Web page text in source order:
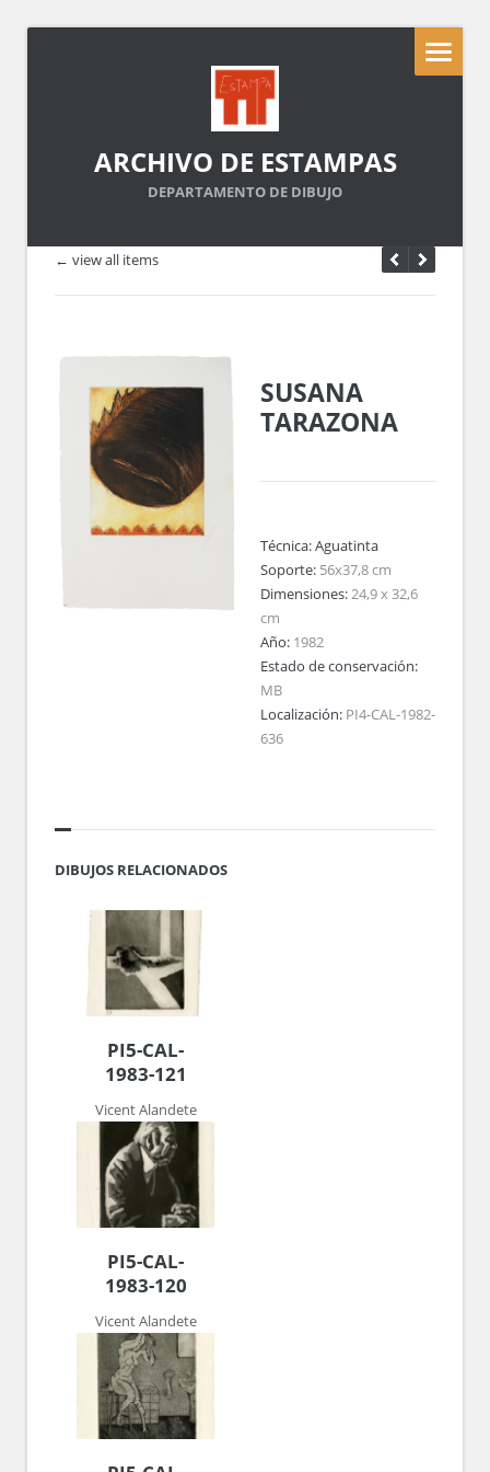
ARCHIVO DE ESTAMPAS
DEPARTAMENTO DE DIBUJO
← view all items
SUSANA
TARAZONA
Técnica:Aguatinta
Soporte: 56x37,8 cm
Dimensiones:24,9 x 32,6
cm
Año: 1982
Estado de conservación:
MB
Localización: PI4-CAL-1982-
636
DIBUJOS RELACIONADOS
PI5-CAL-
1983-121
Vicent Alandete
PI5-CAL-
1983-120
Vicent Alandete